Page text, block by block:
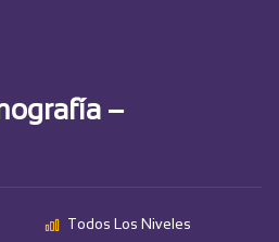
–
Todos Los Niveles